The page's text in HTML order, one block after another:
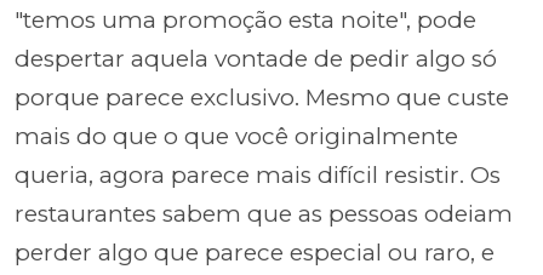
"temos uma promoção esta noite", pode
despertar aquela vontade de pedir algo só
porque parece exclusivo. Mesmo que custe
mais do que o que você originalmente
queria, agora parece mais difícil resistir. Os
restaurantes sabem que as pessoas odeiam
perder algo que parece especial ou raro, e